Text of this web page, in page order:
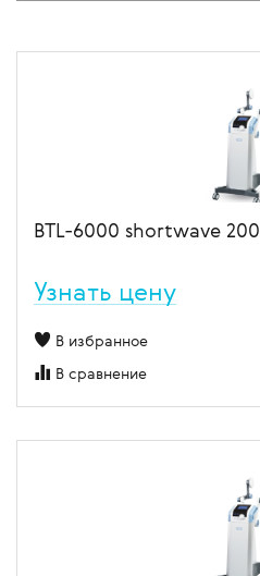
BTL-6000 shortwave 200
Узнать цену
В избранное
В сравнение